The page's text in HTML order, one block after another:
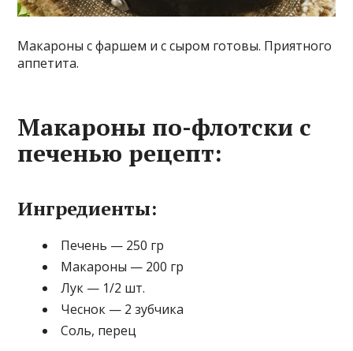
Макароны с фаршем и с сыром готовы. Приятного
аппетита.
Макароны по-флотски с
печенью рецепт:
Ингредиенты:
Печень — 250 гр
Макароны — 200 гр
Лук — 1/2 шт.
Чеснок — 2 зубчика
Соль, перец